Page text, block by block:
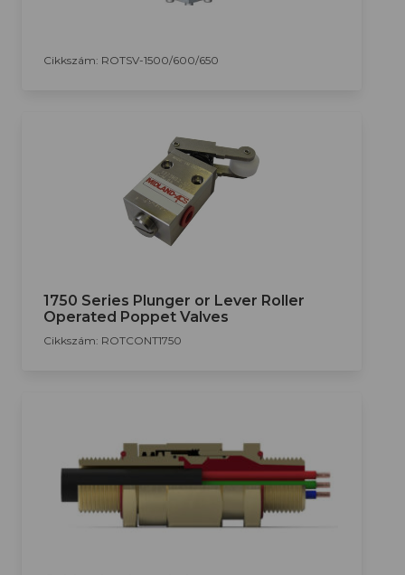
Cikkszám: ROTSV-1500/600/650
1750 Series Plunger or Lever Roller
Operated Poppet Valves
Cikkszám: ROTCONT1750